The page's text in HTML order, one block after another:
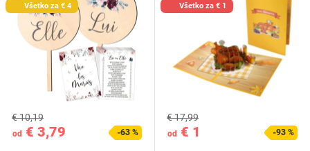
Všetko za € 4
od € 3,79
€ 10,19
-63 %
Všetko za € 1
od € 1
€ 17,99
-93 %